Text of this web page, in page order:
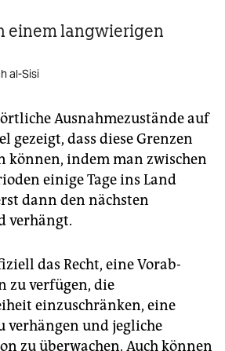
einem langwierigen
al-Sisi
Ausnahmezustände auf
gezeigt, dass diese Grenzen
können, indem man zwischen
einige Tage ins Land
dann den nächsten
verhängt.
das Recht, eine Vorab-
zu verfügen, die
einzuschränken, eine
verhängen und jegliche
zu überwachen. Auch können